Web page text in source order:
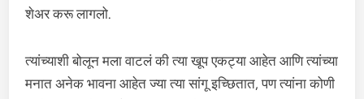
शेअर करू लागलो.
त्यांच्याशी बोलून मला वाटलं की त्या खूप एकट्या आहेत आणि त्यांच्या
मनात अनेक भावना आहेत ज्या त्या सांगू इच्छितात, पण त्यांना कोणी